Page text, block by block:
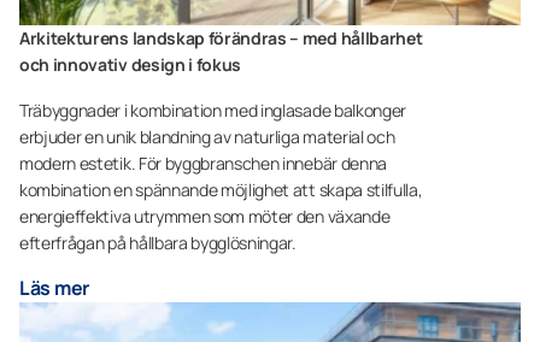
Arkitekturens landskap förändras – med hållbarhet
och innovativ design i fokus
Träbyggnader i kombination med inglasade balkonger
erbjuder en unik blandning av naturliga material och
modern estetik. För byggbranschen innebär denna
kombination en spännande möjlighet att skapa stilfulla,
energieffektiva utrymmen som möter den växande
efterfrågan på hållbara bygglösningar.
Läs mer